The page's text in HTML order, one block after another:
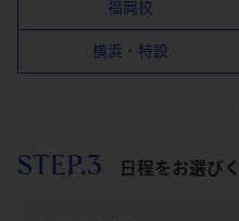
福岡校
横浜・特設
STEP.3 日程をお選び